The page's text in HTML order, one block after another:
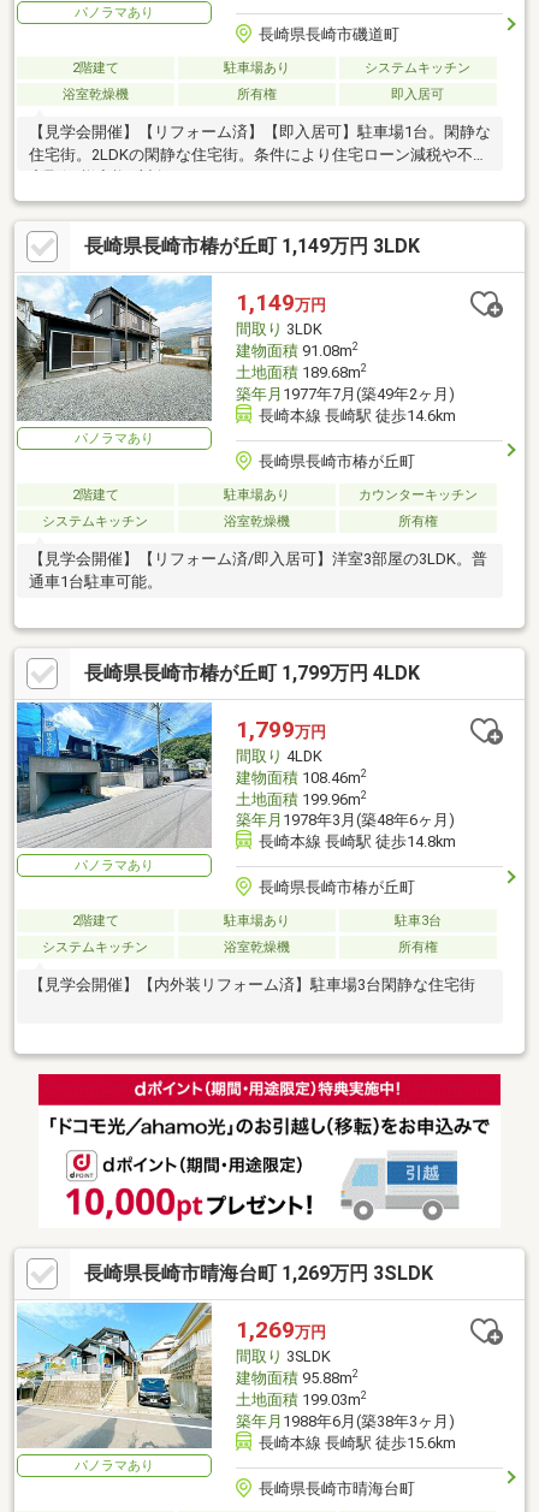
パノラマあり
長崎県長崎市磯道町
2階建て 駐車場あり
システムキッチン
浴室乾燥機
所有権 即入居可
【見学会開催】【リフォーム済】【即入居可】駐車場1台。閑静な
住宅街。2LDKの閑静な住宅街。条件により住宅ローン減税や不動
長崎県長崎市椿が丘町 1,149万円 3LDK
パノラマあり
1,149万円
間取り 3LDK
建物面積91.08m2
土地面積189.68m2
築年月 1977年7月(築49年2ヶ月)
長崎本線 長崎駅 徒歩14.6km
長崎県長崎市椿が丘町
2階建て 駐車場あり
カウンターキッチン
システムキッチン
浴室乾燥機 所有権
【見学会開催】【リフォーム済/即入居可】洋室3部屋の3LDK。普
通車1台駐車可能。
長崎県長崎市椿が丘町 1,799万円 4LDK
パノラマあり
1,799万円
間取り 4LDK
建物面積108.46m2
土地面積199.96m2
築年月 1978年3月(築48年6ヶ月)
長崎本線 長崎駅 徒歩14.8km
長崎県長崎市椿が丘町
2階建て 駐車場あり
駐車3台
システムキッチン
浴室乾燥機 所有権
【見学会開催】【内外装リフォーム済】駐車場3台閑静な住宅街
長崎県長崎市晴海台町 1,269万円 3SLDK
パノラマあり
1,269万円
間取り 3SLDK
建物面積95.88m2
土地面積199.03m2
築年月 1988年6月(築38年3ヶ月)
長崎本線 長崎駅 徒歩15.6km
長崎県長崎市晴海台町